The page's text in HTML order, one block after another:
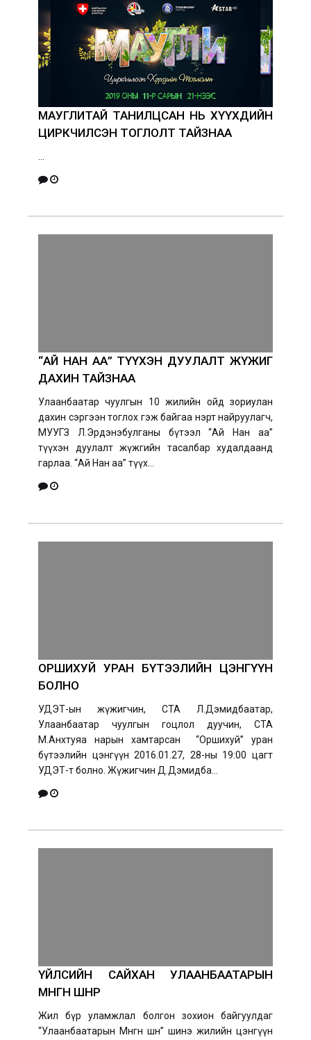
МАУГЛИТАЙ ТАНИЛЦСАН НЬ ХҮҮХДИЙН
ЦИРКЧИЛСЭН ТОГЛОЛТ ТАЙЗНАА
“АЙ НАН АА” ТҮҮХЭН ДУУЛАЛТ ЖҮЖИГ
ДАХИН ТАЙЗНАА
Улаанбаатар чуулгын 10 жилийн ойд зориулан
дахин сэргээн тоглох гэж байгаа нэрт найруулагч,
МУУГЗ Л.Эрдэнэбулганы бүтээл “Ай Нан аа”
түүхэн дуулалт жүжгийн тасалбар худалдаанд
гарлаа. “Ай Нан аа” түүх...
ОРШИХУЙ УРАН БҮТЭЭЛИЙН ЦЭНГҮҮН
БОЛНО
УДЭТ-ын жүжигчин, СТА Л.Дэмидбаатар,
Улаанбаатар чуулгын гоцлол дуучин, СТА
М.Анхтуяа нарын хамтарсан “Оршихуй” уран
бүтээлийн цэнгүүн 2016.01.27, 28-ны 19:00 цагт
УДЭТ-т болно. Жүжигчин Д.Дэмидба...
ҮЙЛСИЙН САЙХАН УЛААНБААТАРЫН
МӨНГӨН ШӨНӨӨР
Жил бүр уламжлал болгон зохион байгуулдаг
“Улаанбаатарын Мөнгөн шөнө” шинэ жилийн цэнгүүн